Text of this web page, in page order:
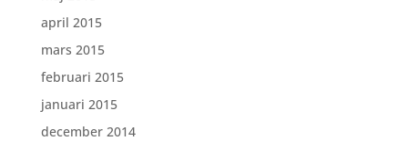
april 2015
mars 2015
februari 2015
januari 2015
december 2014